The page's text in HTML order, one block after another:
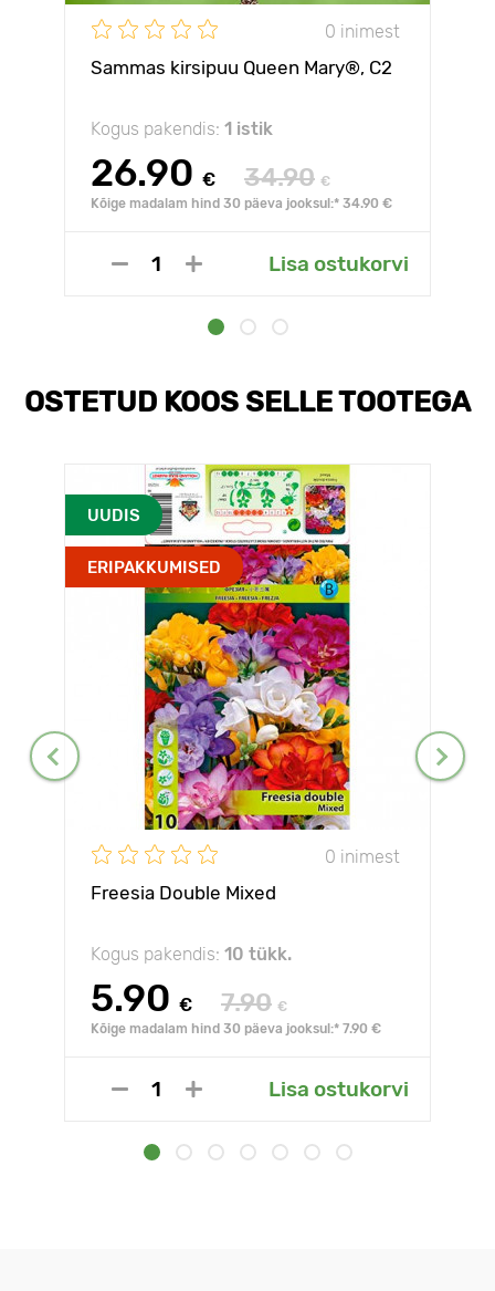
0 inimest
Sammas kirsipuu Queen Mary®, C2
Kogus pakendis: 1 istik
26.90 € 34.90 €
Kõige madalam hind 30 päeva jooksul:* 34.90 €
Lisa ostukorvi
OSTETUD KOOS SELLE TOOTEGA
UUDIS
ERIPAKKUMISED
0 inimest
Freesia Double Mixed
Kogus pakendis: 10 tükk.
5.90 € 7.90 €
Kõige madalam hind 30 päeva jooksul:* 7.90 €
Lisa ostukorvi